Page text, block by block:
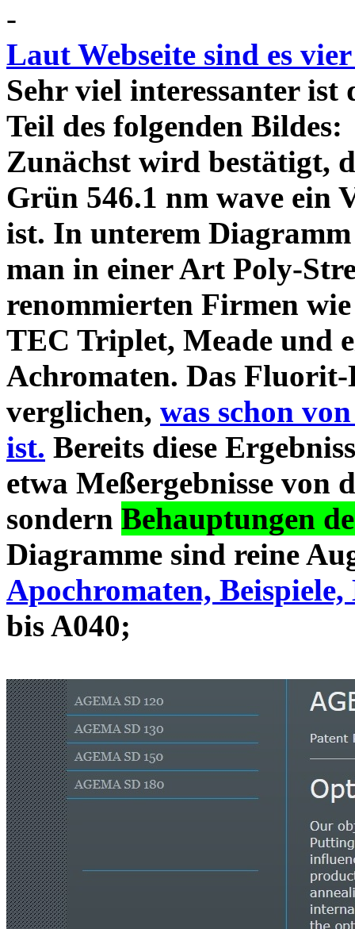
-
Laut Webseite sind es
Sehr viel interessanter
Teil des folgenden
Zunächst wird bestätigt,
Grün 546.1 nm wave ein
ist. In unterem
man in einer Art Poly-
renommierten Firmen
TEC Triplet, Meade und
Achromaten. Das
verglichen, was schon
ist. Bereits diese
etwa Meßergebnisse von
sondern Behauptungen
Diagramme sind reine
Apochromaten, Beispiele,
bis A040;